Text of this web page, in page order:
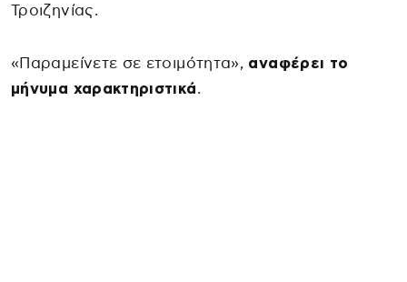
Τροιζηνίας.
«Παραμείνετε σε ετοιμότητα», αναφέρει το
μήνυμα χαρακτηριστικά.